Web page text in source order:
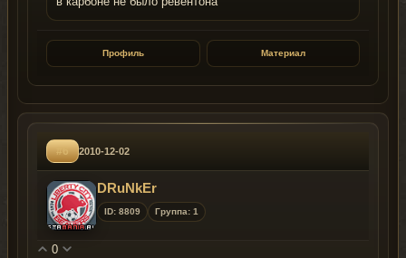
Профиль Материал
#6 2010-12-02
DRuNkEr
ID: 8809 Группа: 1
0